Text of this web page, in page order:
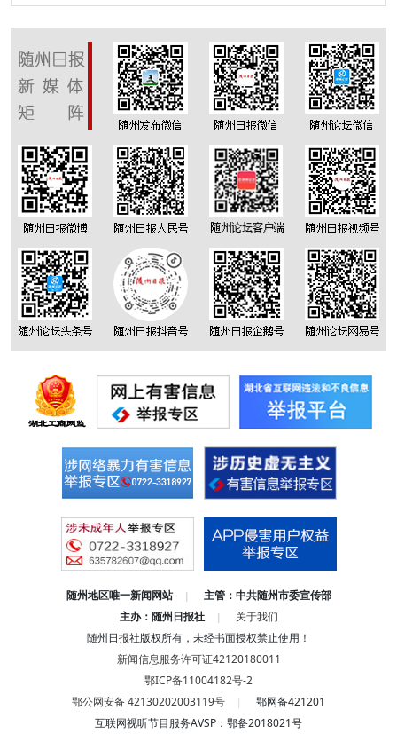
随州地区唯一新闻网站 |
主管：中共随州市委宣传部
主办：随州日报社
|
关于我们
随州日报社版权所有，未经书面授权禁止使用！
新闻信息服务许可证42120180011
鄂ICP备11004182号-2
鄂公网安备 42130202003119号
|
鄂网备421201
互联网视听节目服务AVSP：鄂备2018021号